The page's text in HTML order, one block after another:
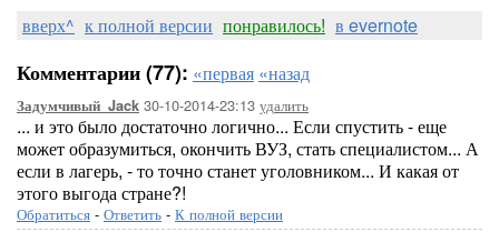
вверх^ к полной версии понравилось! в evernote
Комментарии (77): «первая «назад
Задумчивый_Jack 30-10-2014-23:13 удалить
... и это было достаточно логично... Если спустить - еще
может образумиться, окончить ВУЗ, стать специалистом... А
если в лагерь, - то точно станет уголовником... И какая от
этого выгода стране?!
Обратиться - Ответить - К полной версии